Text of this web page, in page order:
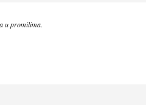
u promilima.